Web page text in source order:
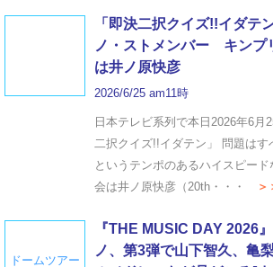
「即決二択クイズ!!イダ
ノ・ストメンバー キン
は井ノ原快彦
2026/6/25 am11時
日本テレビ系列で本日2026年6月
二択クイズ!!イダテン」 問題はす
というテンポのあるハイスピー
会は井ノ原快彦（20th・・・
＞
ドームツアー
『THE MUSIC DAY 2026
ノ、第3弾で山下智久、亀